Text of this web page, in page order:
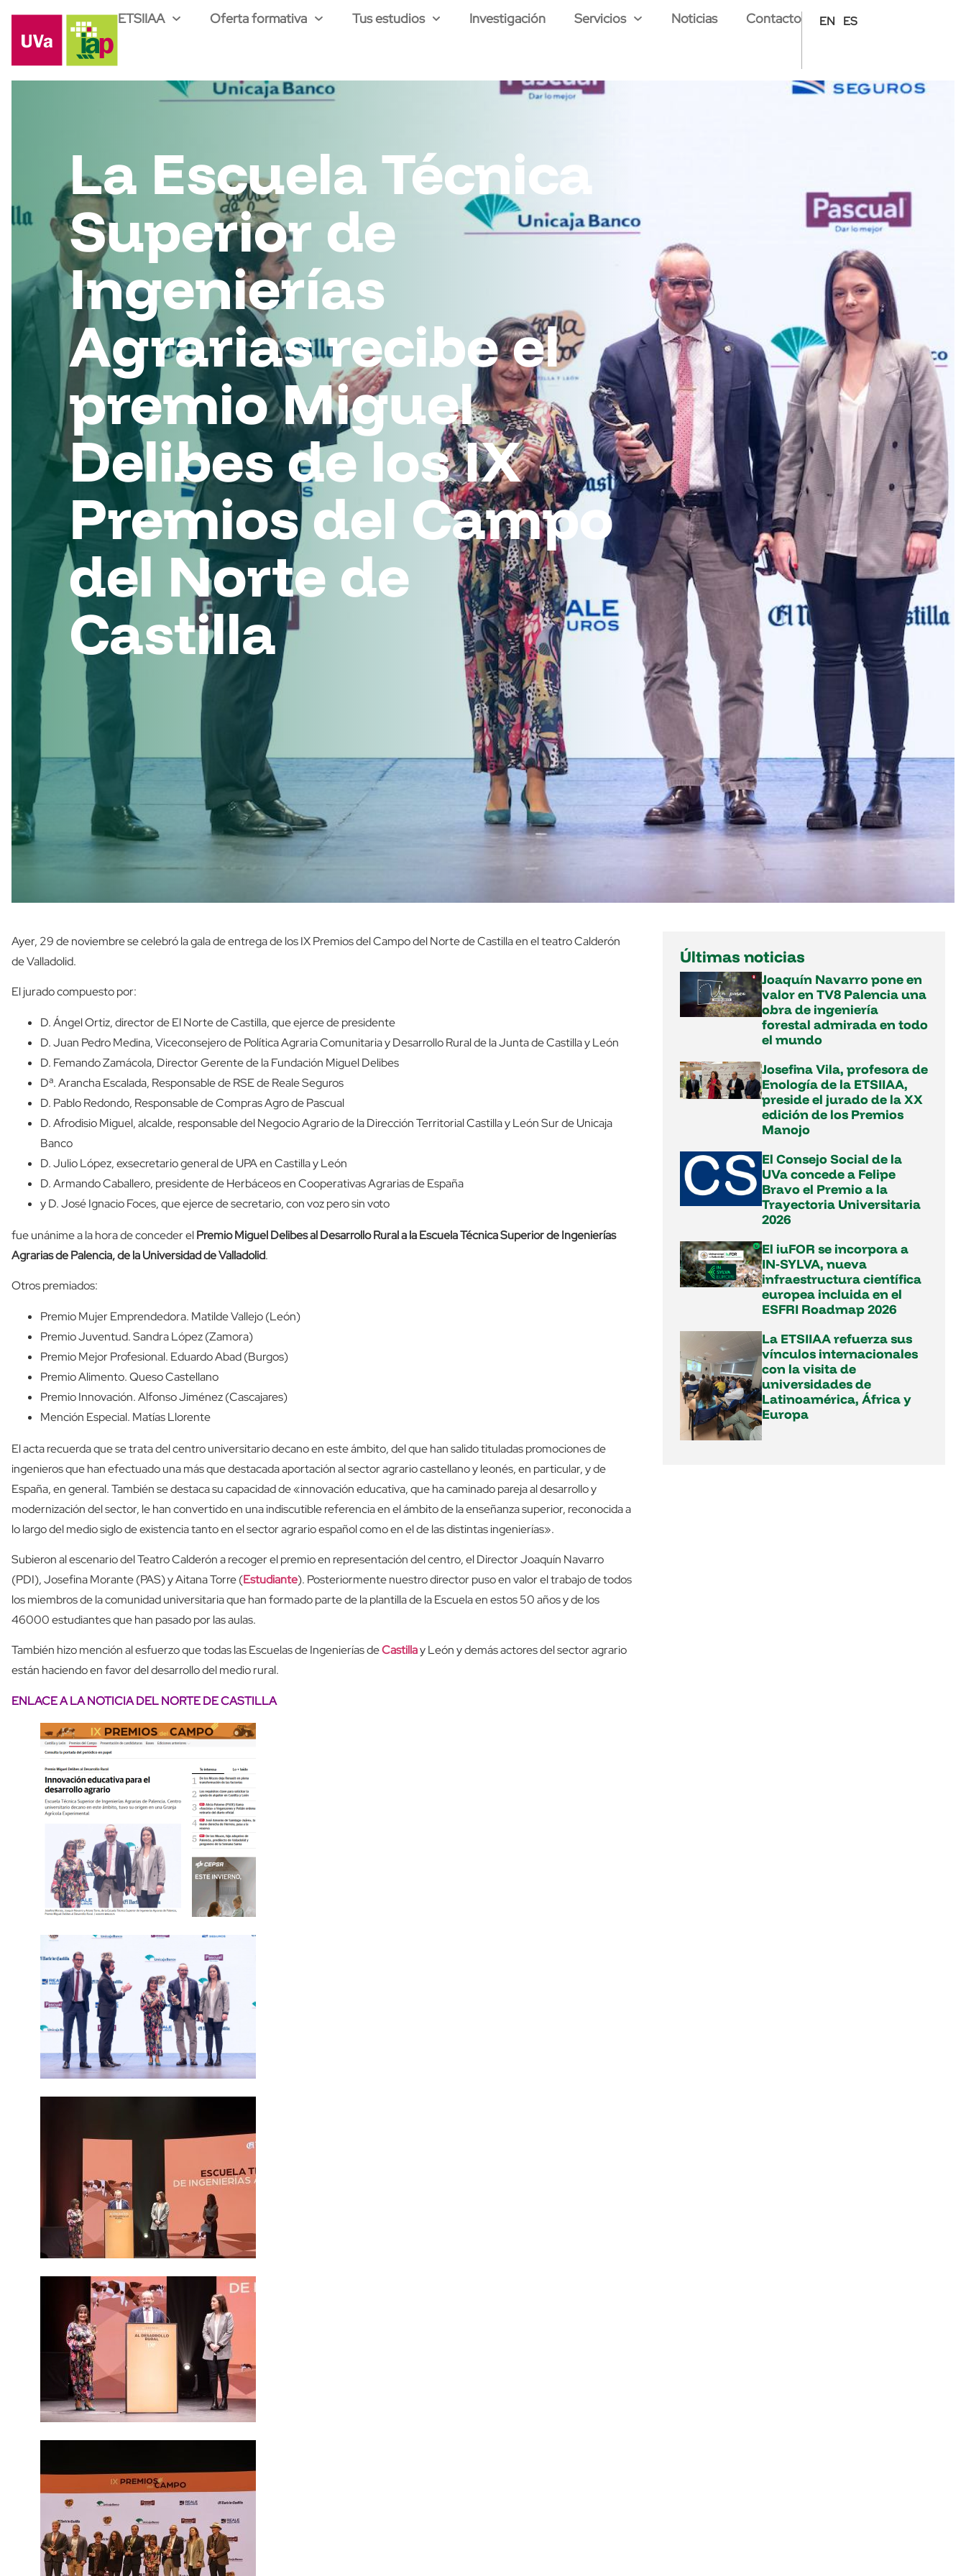
ETSIIAA Oferta formativa Tus estudios Investigación Servicios Noticias Contacto EN ES
La Escuela Técnica
Superior de
Ingenierías
Agrarias recibe el
premio Miguel
Delibes de los IX
Premios del Campo
del Norte de
Castilla
Ayer, 29 de noviembre se celebró la gala de entrega de los IX Premios del Campo del Norte de Castilla en el teatro Calderón
de Valladolid.
El jurado compuesto por:
D. Ángel Ortiz, director de El Norte de Castilla, que ejerce de presidente
D. Juan Pedro Medina, Viceconsejero de Política Agraria Comunitaria y Desarrollo Rural de la Junta de Castilla y León
D. Femando Zamácola, Director Gerente de la Fundación Miguel Delibes
Dª. Arancha Escalada, Responsable de RSE de Reale Seguros
D. Pablo Redondo, Responsable de Compras Agro de Pascual
D. Afrodisio Miguel, alcalde, responsable del Negocio Agrario de la Dirección Territorial Castilla y León Sur de Unicaja
Banco
D. Julio López, exsecretario general de UPA en Castilla y León
D. Armando Caballero, presidente de Herbáceos en Cooperativas Agrarias de España
y D. José Ignacio Foces, que ejerce de secretario, con voz pero sin voto
fue unánime a la hora de conceder elPremio Miguel Delibes al Desarrollo Rural a la Escuela Técnica Superior de Ingenierías
Agrarias de Palencia, de la Universidad de Valladolid.
Otros premiados:
Premio Mujer Emprendedora. Matilde Vallejo (León)
Premio Juventud. Sandra López (Zamora)
Premio Mejor Profesional. Eduardo Abad (Burgos)
Premio Alimento. Queso Castellano
Premio Innovación. Alfonso Jiménez (Cascajares)
Mención Especial. Matías Llorente
El acta recuerda que se trata del centro universitario decano en este ámbito, del que han salido tituladas promociones de
ingenieros que han efectuado una más que destacada aportación al sector agrario castellano y leonés, en particular, y de
España, en general. También se destaca su capacidad de «innovación educativa, que ha caminado pareja al desarrollo y
modernización del sector, le han convertido en una indiscutible referencia en el ámbito de la enseñanza superior, reconocida a
lo largo del medio siglo de existencia tanto en el sector agrario español como en el de las distintas ingenierías».
Subieron al escenario del Teatro Calderón a recoger el premio en representación del centro, el Director Joaquín Navarro
(PDI), Josefina Morante (PAS) y Aitana Torre (Estudiante). Posteriormente nuestro director puso en valor el trabajo de todos
los miembros de la comunidad universitaria que han formado parte de la plantilla de la Escuela en estos 50 años y de los
46000 estudiantes que han pasado por las aulas.
También hizo mención al esfuerzo que todas las Escuelas de Ingenierías deCastillay León y demás actores del sector agrario
están haciendo en favor del desarrollo del medio rural.
ENLACE A LA NOTICIA DEL NORTE DE CASTILLA
Últimas noticias
Joaquín Navarro pone en
valor en TV8 Palencia una
obra de ingeniería
forestal admirada en todo
el mundo
Josefina Vila, profesora de
Enología de la ETSIIAA,
preside el jurado de la XX
edición de los Premios
Manojo
El Consejo Social de la
UVa concede a Felipe
Bravo el Premio a la
Trayectoria Universitaria
2026
El iuFOR se incorpora a
IN‑SYLVA, nueva
infraestructura científica
europea incluida en el
ESFRI Roadmap 2026
La ETSIIAA refuerza sus
vínculos internacionales
con la visita de
universidades de
Latinoamérica, África y
Europa